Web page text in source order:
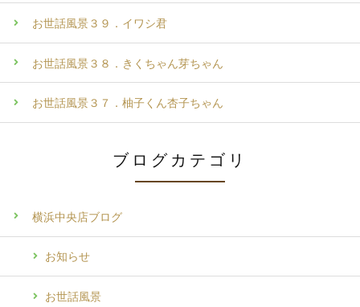
お世話風景３９．イワシ君
お世話風景３８．きくちゃん芽ちゃん
お世話風景３７．柚子くん杏子ちゃん
ブログカテゴリ
横浜中央店ブログ
お知らせ
お世話風景